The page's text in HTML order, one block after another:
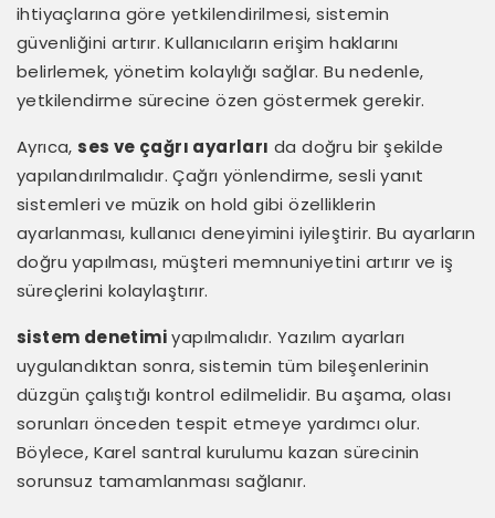
ihtiyaçlarına göre yetkilendirilmesi, sistemin
güvenliğini artırır. Kullanıcıların erişim haklarını
belirlemek, yönetim kolaylığı sağlar. Bu nedenle,
yetkilendirme sürecine özen göstermek gerekir.
Ayrıca, ses ve çağrı ayarları da doğru bir şekilde
yapılandırılmalıdır. Çağrı yönlendirme, sesli yanıt
sistemleri ve müzik on hold gibi özelliklerin
ayarlanması, kullanıcı deneyimini iyileştirir. Bu ayarların
doğru yapılması, müşteri memnuniyetini artırır ve iş
süreçlerini kolaylaştırır.
sistem denetimiyapılmalıdır. Yazılım ayarları
uygulandıktan sonra, sistemin tüm bileşenlerinin
düzgün çalıştığı kontrol edilmelidir. Bu aşama, olası
sorunları önceden tespit etmeye yardımcı olur.
Böylece, Karel santral kurulumu kazan sürecinin
sorunsuz tamamlanması sağlanır.